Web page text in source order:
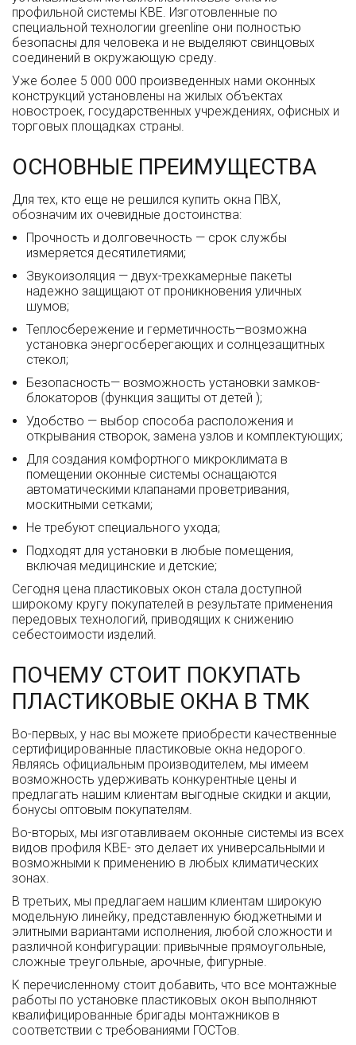
профильной системы КВЕ. Изготовленные по
специальной технологии greenline они полностью
безопасны для человека и не выделяют свинцовых
соединений в окружающую среду.
Уже более 5 000 000 произведенных нами оконных
конструкций установлены на жилых объектах
новостроек, государственных учреждениях, офисных и
торговых площадках страны.
ОСНОВНЫЕ ПРЕИМУЩЕСТВА
Для тех, кто еще не решился купить окна ПВХ,
обозначим их очевидные достоинства:
Прочность и долговечность — срок службы
измеряется десятилетиями;
Звукоизоляция — двух-трехкамерные пакеты
надежно защищают от проникновения уличных
шумов;
Теплосбережение и герметичность—возможна
установка энергосберегающих и солнцезащитных
стекол;
Безопасность— возможность установки замков-
блокаторов (функция защиты от детей );
Удобство — выбор способа расположения и
открывания створок, замена узлов и комплектующих;
Для создания комфортного микроклимата в
помещении оконные системы оснащаются
автоматическими клапанами проветривания,
москитными сетками;
Не требуют специального ухода;
Подходят для установки в любые помещения,
включая медицинские и детские;
Сегодня цена пластиковых окон стала доступной
широкому кругу покупателей в результате применения
передовых технологий, приводящих к снижению
себестоимости изделий.
ПОЧЕМУ СТОИТ ПОКУПАТЬ
ПЛАСТИКОВЫЕ ОКНА В ТМК
Во-первых, у нас вы можете приобрести качественные
сертифицированные пластиковые окна недорого.
Являясь официальным производителем, мы имеем
возможность удерживать конкурентные цены и
предлагать нашим клиентам выгодные скидки и акции,
бонусы оптовым покупателям.
Во-вторых, мы изготавливаем оконные системы из всех
видов профиля КВЕ- это делает их универсальными и
возможными к применению в любых климатических
зонах.
В третьих, мы предлагаем нашим клиентам широкую
модельную линейку, представленную бюджетными и
элитными вариантами исполнения, любой сложности и
различной конфигурации: привычные прямоугольные,
сложные треугольные, арочные, фигурные.
К перечисленному стоит добавить, что все монтажные
работы по установке пластиковых окон выполняют
квалифицированные бригады монтажников в
соответствии с требованиями ГОСТов.